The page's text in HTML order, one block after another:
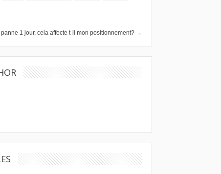
1 jour, cela affecte t-il mon positionnement? →